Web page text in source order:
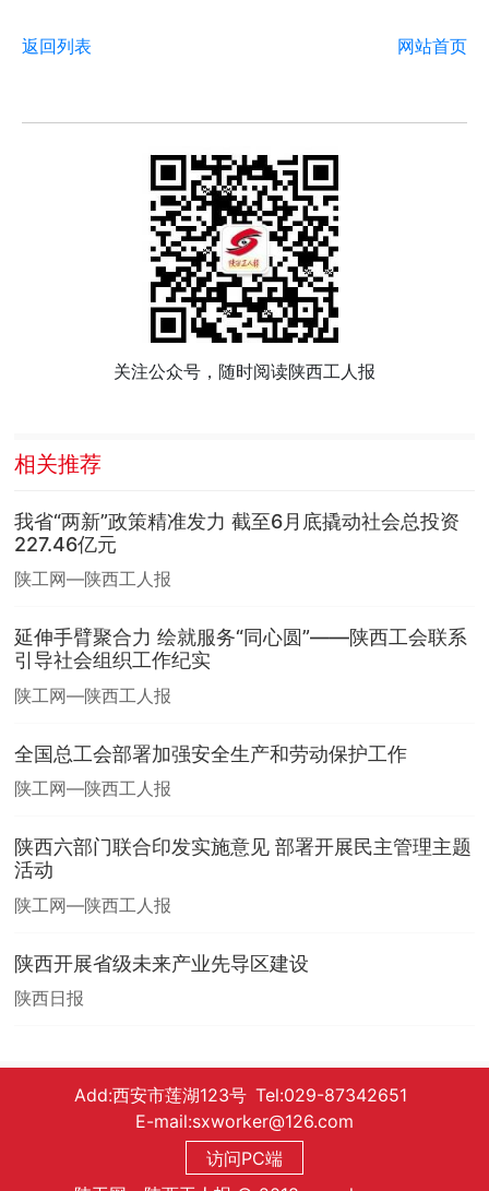
返回列表 网站首页
关注公众号，随时阅读陕西工人报
相关推荐
我省“两新”政策精准发力 截至6月底撬动社会总投资
227.46亿元
陕工网—陕西工人报
延伸手臂聚合力 绘就服务“同心圆”——陕西工会联系
引导社会组织工作纪实
陕工网—陕西工人报
全国总工会部署加强安全生产和劳动保护工作
陕工网—陕西工人报
陕西六部门联合印发实施意见 部署开展民主管理主题
活动
陕工网—陕西工人报
陕西开展省级未来产业先导区建设
陕西日报
Add:西安市莲湖123号 Tel:029-87342651
E-mail:sxworker@126.com
访问PC端